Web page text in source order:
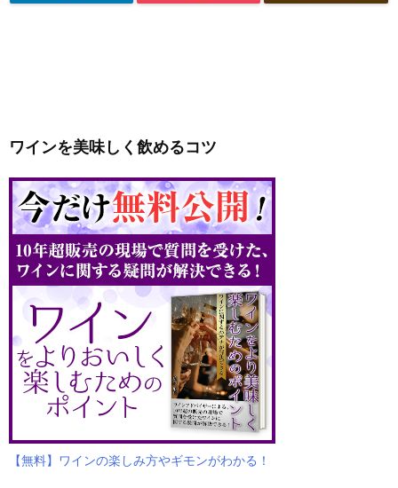
ワインを美味しく飲めるコツ
【無料】ワインの楽しみ方やギモンがわかる！